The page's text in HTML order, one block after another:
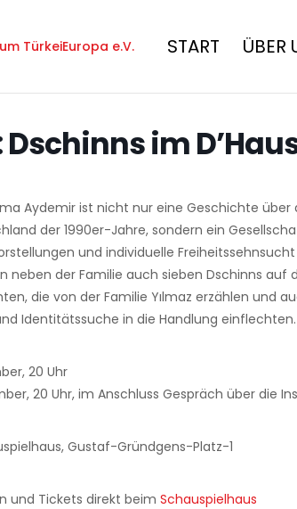
START ÜBER
im
Aydemir ist nicht nur eine Geschichte über
der 1990er-Jahre, sondern ein
und individuelle Freiheitssehnsucht
neben der Familie auch sieben Dschinns auf
die von der Familie Yılmaz erzählen und
Identitätssuche in die Handlung einflechten.
20 Uhr
20 Uhr, im Anschluss Gespräch über die
Gustaf-Gründgens-Platz-1
und Tickets direkt beim Schauspielhaus